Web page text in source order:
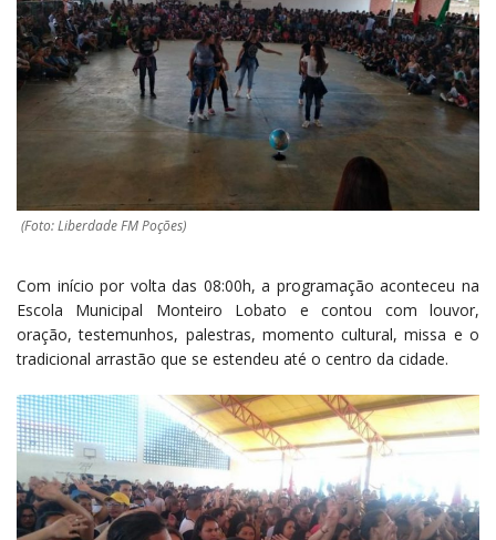
(Foto: Liberdade FM Poções)
Com início por volta das 08:00h, a programação aconteceu na
Escola Municipal Monteiro Lobato e contou com louvor,
oração, testemunhos, palestras, momento cultural, missa e o
tradicional arrastão que se estendeu até o centro da cidade.